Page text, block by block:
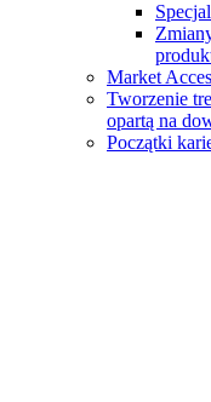
Market
Tworzenie
opartą na
Początki